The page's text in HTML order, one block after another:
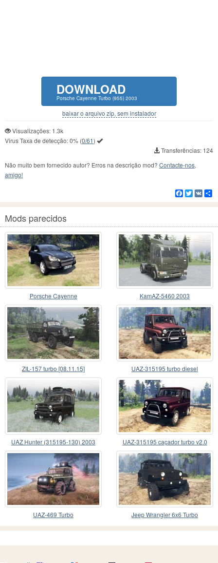
DOWNLOAD
Porsche Cayenne Turbo (955) 2003
baixar o arquivo zip, sem instalador
Visualizações: 1.3k
Virus Taxa de detecção:0% (0/61)
Transferências: 124
Não muito bem fornecido autor? Erros na descrição mod? Contacte-nos,
amigo!
Facebook
Twitter
VK
Mods parecidos
Porsche Cayenne KamAZ-5460 2003
ZIL-157 turbo [08.11.15] UAZ-315195 turbo diesel
UAZ Hunter (315195-130) 2003 UAZ-315195 caçador turbo v2.0
UAZ-469 Turbo Jeep Wrangler 6x6 Turbo